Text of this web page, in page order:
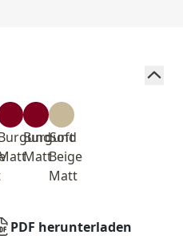
Burgund
Matt
Soft
Beige
Matt
PDF herunterladen